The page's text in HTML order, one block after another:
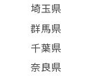
埼玉県
群馬県
千葉県
奈良県